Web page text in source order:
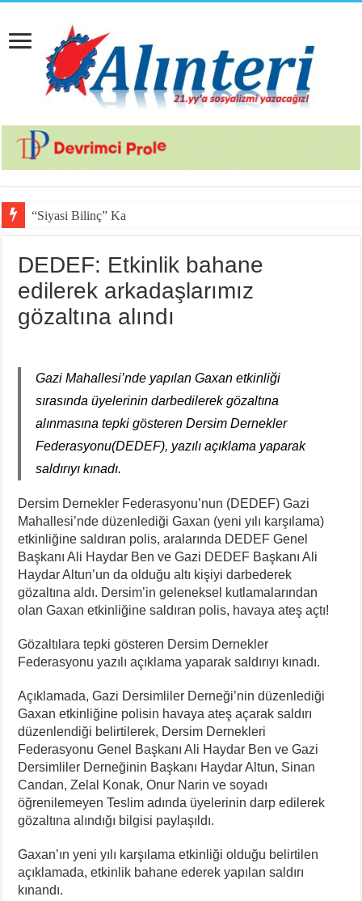
“Siyasi Bilinç” Kavramının Uns
DEDEF: Etkinlik bahane
edilerek arkadaşlarımız
gözaltına alındı
Gazi Mahallesi’nde yapılan Gaxan etkinliği
sırasında üyelerinin darbedilerek gözaltına
alınmasına tepki gösteren Dersim Dernekler
Federasyonu(DEDEF), yazılı açıklama yaparak
saldırıyı kınadı.
Dersim Dernekler Federasyonu’nun (DEDEF) Gazi
Mahallesi’nde düzenlediği Gaxan (yeni yılı karşılama)
etkinliğine saldıran polis, aralarında DEDEF Genel
Başkanı Ali Haydar Ben ve Gazi DEDEF Başkanı Ali
Haydar Altun’un da olduğu altı kişiyi darbederek
gözaltına aldı. Dersim’in geleneksel kutlamalarından
olan Gaxan etkinliğine saldıran polis, havaya ateş açtı!
Gözaltılara tepki gösteren Dersim Dernekler
Federasyonu yazılı açıklama yaparak saldırıyı kınadı.
Açıklamada, Gazi Dersimliler Derneği’nin düzenlediği
Gaxan etkinliğine polisin havaya ateş açarak saldırı
düzenlendiği belirtilerek, Dersim Dernekleri
Federasyonu Genel Başkanı Ali Haydar Ben ve Gazi
Dersimliler Derneğinin Başkanı Haydar Altun, Sinan
Candan, Zelal Konak, Onur Narin ve soyadı
öğrenilemeyen Teslim adında üyelerinin darp edilerek
gözaltına alındığı bilgisi paylaşıldı.
Gaxan’ın yeni yılı karşılama etkinliği olduğu belirtilen
açıklamada, etkinlik bahane ederek yapılan saldırı
kınandı.